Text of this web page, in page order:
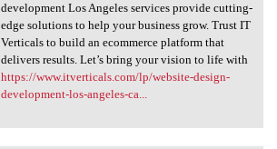
development Los Angeles services provide cutting-
edge solutions to help your business grow. Trust IT
Verticals to build an ecommerce platform that
delivers results. Let’s bring your vision to life with
https://www.itverticals.com/lp/website-design-
development-los-angeles-ca...